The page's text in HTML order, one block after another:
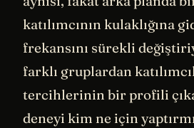
katılımcının kulaklığına
frekansını sürekli
farklı gruplardan
tercihlerinin bir profili
deneyi kim ne için